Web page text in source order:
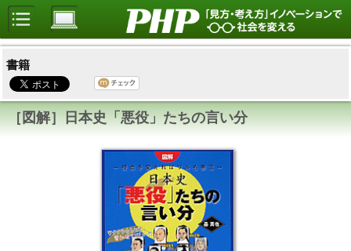
書籍
［図解］日本史「悪役」たちの言い分